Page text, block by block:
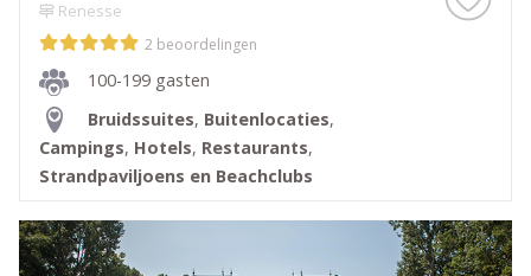
Renesse
2 beoordelingen
100-199 gasten
Bruidssuites, Buitenlocaties,
Campings, Hotels, Restaurants,
Strandpaviljoens en Beachclubs